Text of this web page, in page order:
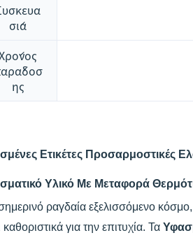
σία
ης
Ετικέτες Προσαρμοστικές
Υλικό Με Μεταφορά
ραγδαία εξελισσόμενο
καθοριστικά για την επιτυχία. Τα